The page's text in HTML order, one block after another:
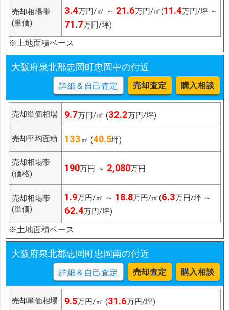
売却相場帯
(単価)
3.4万円/㎡ ～ 21.6万円/㎡(11.4万円/坪 ～
71.7万円/坪)
※土地面積ベース
大阪府泉北郡忠岡町忠岡中の付近
詳細＆自己査定 売却査定 購入相談
売却単価相場 9.7万円/㎡ (32.2万円/坪)
売却平均面積 133㎡ (40.5坪)
売却相場帯
(価格)
190万円 ～ 2,080万円
売却相場帯
(単価)
1.9万円/㎡ ～ 18.8万円/㎡(6.3万円/坪 ～
62.4万円/坪)
※土地面積ベース
大阪府泉北郡忠岡町忠岡南の付近
詳細＆自己査定 売却査定 購入相談
売却単価相場 9.5万円/㎡ (31.6万円/坪)